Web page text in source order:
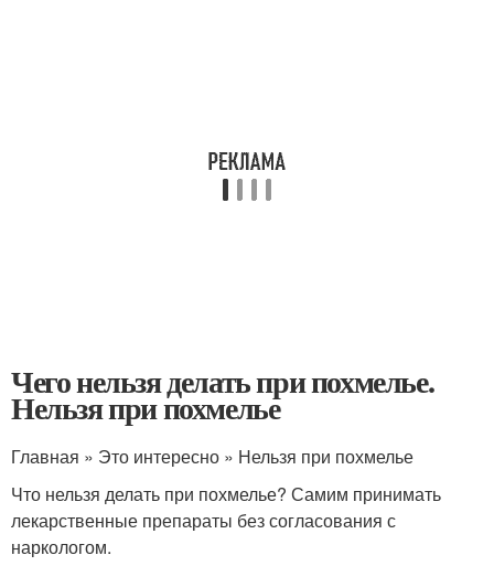
Чего нельзя делать при похмелье.
Нельзя при похмелье
Главная » Это интересно » Нельзя при похмелье
Что нельзя делать при похмелье? Самим принимать
лекарственные препараты без согласования с
наркологом.